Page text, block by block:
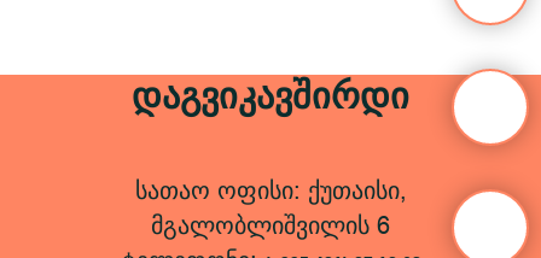
დაგვიკავშირდი
სათაო ოფისი: ქუთაისი,
მგალობლიშვილის 6